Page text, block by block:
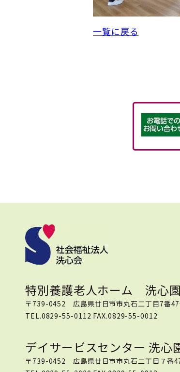
一覧に戻る
特別養護老人ホーム 洗心園
〒739-0452 広島県廿日市市丸石二丁目7番47
TEL.0829-55-0112 FAX.0829-55-0012
デイサービスセンター 洗心
〒739-0452 広島県廿日市市丸石二丁目７番